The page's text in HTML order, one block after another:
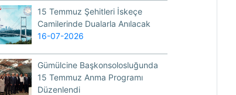
15 Temmuz Şehitleri İskeçe
Camilerinde Dualarla Anılacak
16-07-2026
Gümülcine Başkonsolosluğunda
15 Temmuz Anma Programı
Düzenlendi